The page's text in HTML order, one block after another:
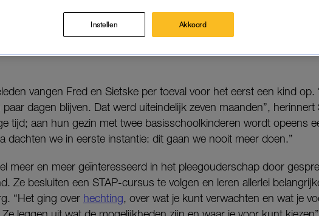
het voor geen goud willen missen.
om de kinderen te zien groeien”, vertelt Sietske aan LINDA.
vangen Fred en Sietske per toeval voor het eerst een kind op.
dagen blijven. Dat werd uiteindelijk zeven maanden”, herinnert
tijd; aan hun gezin met twee basisschoolkinderen wordt opeens
dachten we in eerste instantie: dit gaan we nooit meer doen.”
meer en meer geïnteresseerd in het pleegouderschap door
Ze besluiten een STAP-cursus te volgen en leren allerlei
“Het ging over hechting, over wat je kunt verwachten en wat je
Instellen Akkoord